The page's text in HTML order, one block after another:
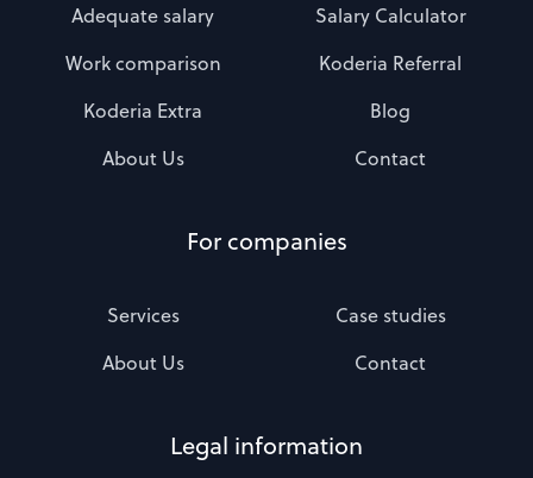
Adequate salary
Salary Calculator
Work comparison
Koderia Referral
Koderia Extra
Blog
About Us
Contact
For companies
Services
Case studies
About Us
Contact
Legal information